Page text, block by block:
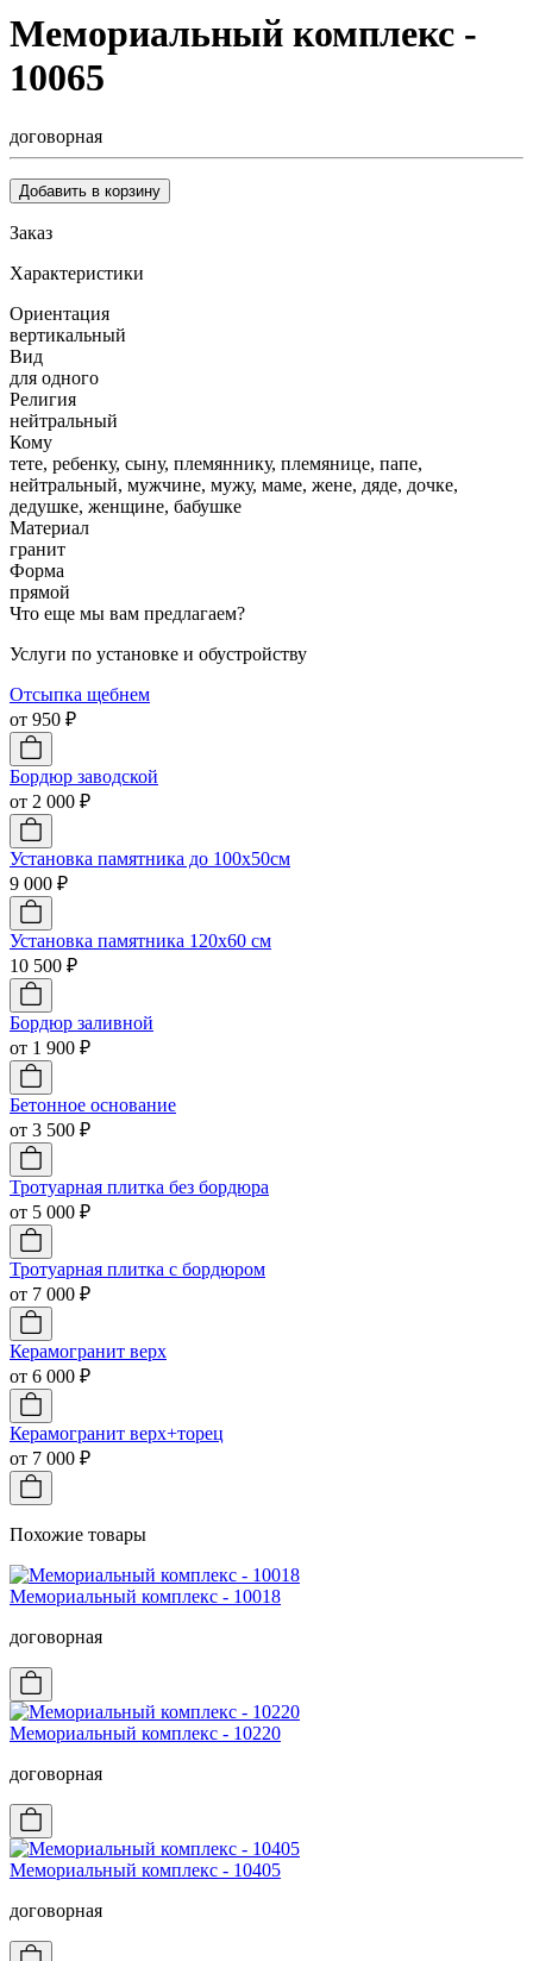
Мемориальный комплекс -
10065
договорная
Добавить в корзину
Заказ
Характеристики
Ориентация
вертикальный
Вид
для одного
Религия
нейтральный
Кому
тете, ребенку, сыну, племяннику, племянице, папе,
нейтральный, мужчине, мужу, маме, жене, дяде, дочке,
дедушке, женщине, бабушке
Материал
гранит
Форма
прямой
Что еще мы вам предлагаем?
Услуги по установке и обустройству
Отсыпка щебнем
от 950 ₽
Бордюр заводской
от 2 000 ₽
Установка памятника до 100х50см
9 000 ₽
Установка памятника 120х60 см
10 500 ₽
Бордюр заливной
от 1 900 ₽
Бетонное основание
от 3 500 ₽
Тротуарная плитка без бордюра
от 5 000 ₽
Тротуарная плитка с бордюром
от 7 000 ₽
Керамогранит верх
от 6 000 ₽
Керамогранит верх+торец
от 7 000 ₽
Похожие товары
Мемориальный комплекс - 10018
договорная
Мемориальный комплекс - 10220
договорная
Мемориальный комплекс - 10405
договорная